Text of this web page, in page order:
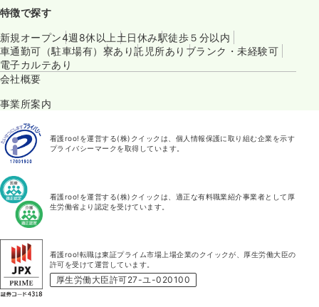
特徴で探す
新規オープン4週8休以上 土日休み駅徒歩５分以内
車通勤可（駐車場有） 寮あり託児所あり ブランク・未経験可
電子カルテあり
会社概要
事業所案内
看護roo!を運営する(株)クイックは、個人情報保護に取り組む企業を示す
プライバシーマークを取得しています。
看護roo!を運営する(株)クイックは、適正な有料職業紹介事業者として厚
生労働省より認定を受けています。
看護roo!転職は東証プライム市場上場企業のクイックが、厚生労働大臣の
許可を受けて運営しています。
厚生労働大臣許可27-ユ-020100